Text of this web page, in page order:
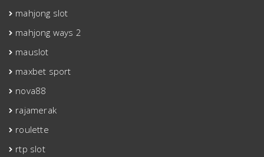
mahjong slot
mahjong ways 2
mauslot
maxbet sport
nova88
rajamerak
roulette
rtp slot